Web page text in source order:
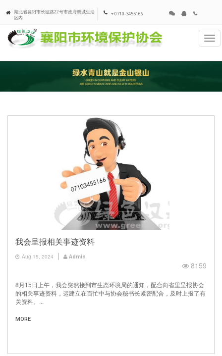
湖北省襄阳市长征路22号市政府樊城生活
区内
+ 0710-3455166
我会呈报相关事迹资料
Aug 15, 2024 Admin
8159
8月15日上午，我会突然接到市生态环境局的通知，配合向省里呈报协会
的相关事迹资料，运建立在百忙中与协会秘书长紧密配合，及时上报了有
关资料。...
MORE